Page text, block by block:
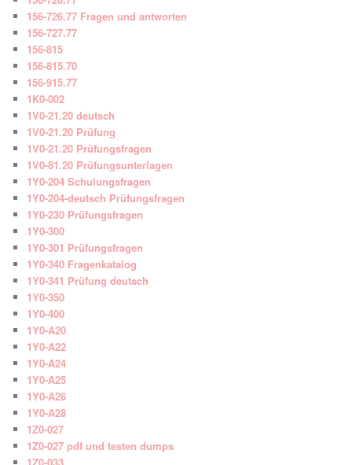
156-726.77 Fragen und antworten
156-727.77
156-815
156-815.70
156-915.77
1K0-002
1V0-21.20 deutsch
1V0-21.20 Prüfung
1V0-21.20 Prüfungsfragen
1V0-81.20 Prüfungsunterlagen
1Y0-204 Schulungsfragen
1Y0-204-deutsch Prüfungsfragen
1Y0-230 Prüfungsfragen
1Y0-300
1Y0-301 Prüfungsfragen
1Y0-340 Fragenkatalog
1Y0-341 Prüfung deutsch
1Y0-350
1Y0-400
1Y0-A20
1Y0-A22
1Y0-A24
1Y0-A25
1Y0-A26
1Y0-A28
1Z0-027
1Z0-027 pdf und testen dumps